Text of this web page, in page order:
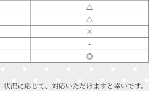
△
△
×
-
◎
況に応じて、対応いただけますと幸いです。